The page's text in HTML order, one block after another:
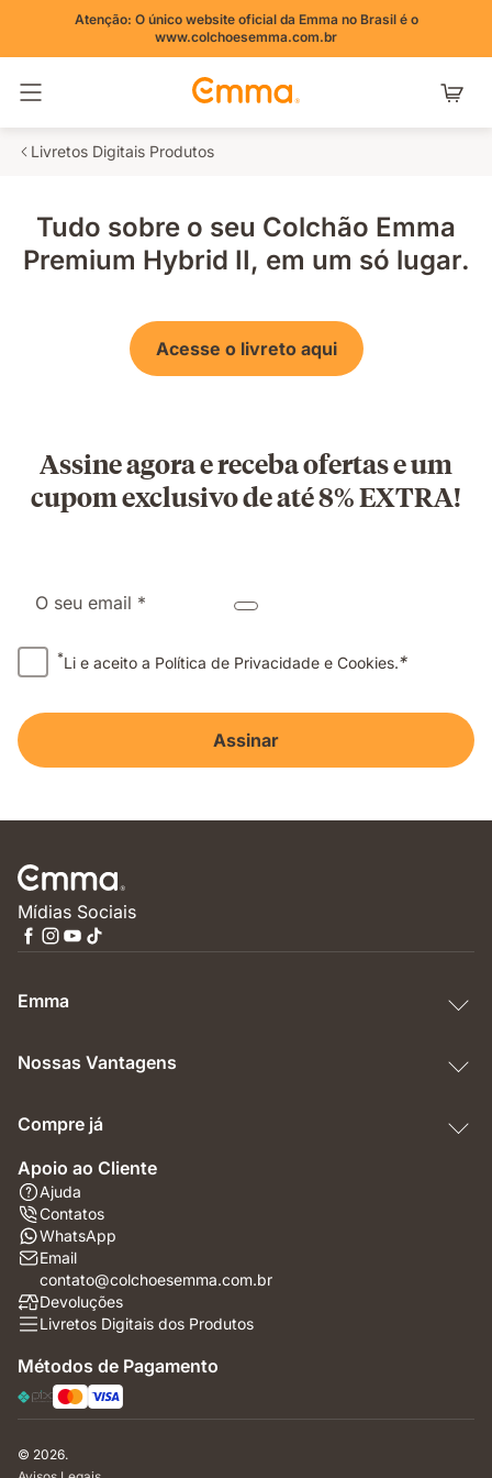
Atenção: O único website oficial da Emma no Brasil é o
www.colchoesemma.com.br
Livretos Digitais Produtos
Tudo sobre o seu Colchão Emma
Premium Hybrid II, em um só lugar.
Acesse o livreto aqui
Assine agora e receba ofertas e um
cupom exclusivo de até 8% EXTRA!
O seu email *
*Li e aceito a Política de Privacidade e Cookies.*
Assinar
Mídias Sociais
Emma
Nossas Vantagens
Compre já
Apoio ao Cliente
Ajuda
Contatos
WhatsApp
Email
contato@colchoesemma.com.br
Devoluções
Livretos Digitais dos Produtos
Métodos de Pagamento
© 2026.